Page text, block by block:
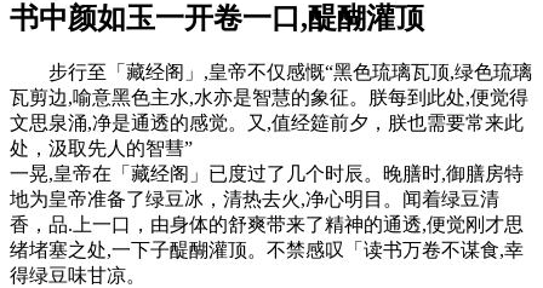
书中颜如玉一开卷一口,醍醐灌顶
步行至「藏经阁」,皇帝不仅感慨“黑色琉璃瓦顶,绿色琉璃
瓦剪边,喻意黑色主水,水亦是智慧的象征。朕每到此处,便觉得
文思泉涌,净是通透的感觉。又,值经筵前夕，朕也需要常来此
处，汲取先人的智彗”
一晃,皇帝在「藏经阁」已度过了几个时辰。晚膳时,御膳房特
地为皇帝准备了绿豆冰，清热去火,净心明目。闻着绿豆清
香，品.上一口，由身体的舒爽带来了精神的通透,便觉刚才思
绪堵塞之处,一下子醍醐灌顶。不禁感叹「读书万卷不谋食,幸
得绿豆味甘凉。